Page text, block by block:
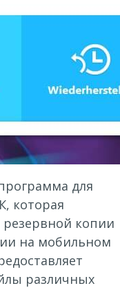
для
которая
резервной копии
на мобильном
различных